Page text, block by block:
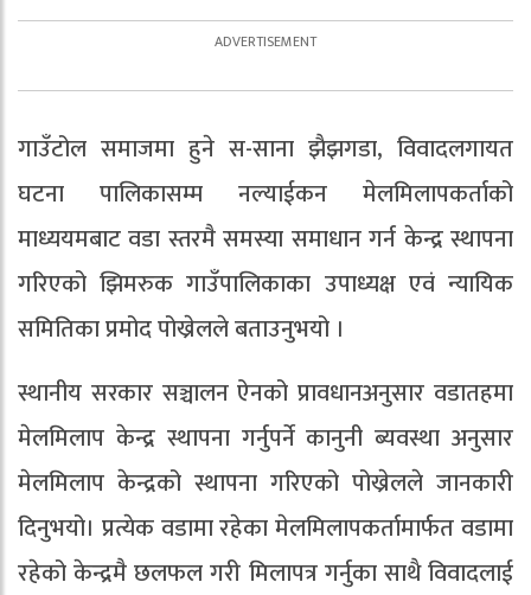
गाउँटोल समाजमा हुने स-साना झैझगडा, विवादलगायत
घटना पालिकासम्म नल्याईकन मेलमिलापकर्ताको
माध्ययमबाट वडा स्तरमै समस्या समाधान गर्न केन्द्र स्थापना
गरिएको झिमरुक गाउँपालिकाका उपाध्यक्ष एवं न्यायिक
समितिका प्रमोद पोख्रेलले बताउनुभयो ।
स्थानीय सरकार सञ्चालन ऐनको प्रावधानअनुसार वडातहमा
मेलमिलाप केन्द्र स्थापना गर्नुपर्ने कानुनी ब्यवस्था अनुसार
मेलमिलाप केन्द्रको स्थापना गरिएको पोख्रेलले जानकारी
दिनुभयो। प्रत्येक वडामा रहेका मेलमिलापकर्तामार्फत वडामा
रहेको केन्द्रमै छलफल गरी मिलापत्र गर्नुका साथै विवादलाई